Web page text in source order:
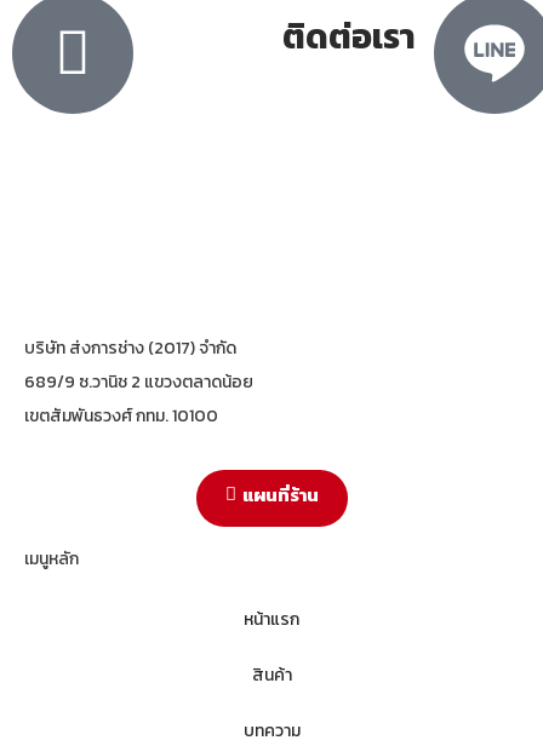
บริษัท ส่งการช่าง (2017) จำกัด
689/9 ซ.วานิช 2 แขวงตลาดน้อย
เขตสัมพันธวงศ์ กทม. 10100
แผนที่ร้าน
เมนูหลัก
หน้าแรก
สินค้า
บทความ
ติดต่อเรา